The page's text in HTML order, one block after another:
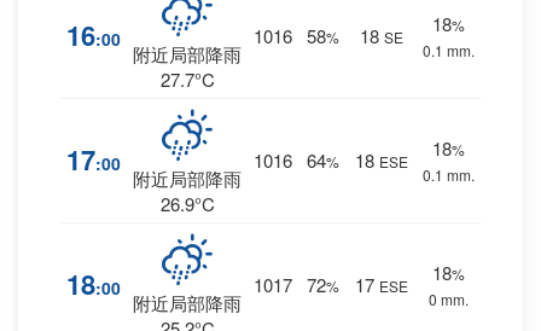
16:00
附近局部降雨
27.7°C
1016 58% 18 SE
18%
0.1 mm.
17:00
附近局部降雨
26.9°C
1016 64% 18 ESE
18%
0.1 mm.
18:00
附近局部降雨
1017 72% 17 ESE
18%
0 mm.